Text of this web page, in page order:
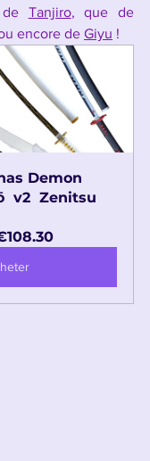
de Tanjiro
encore de Giyu !
Demon
v2  Zenitsu